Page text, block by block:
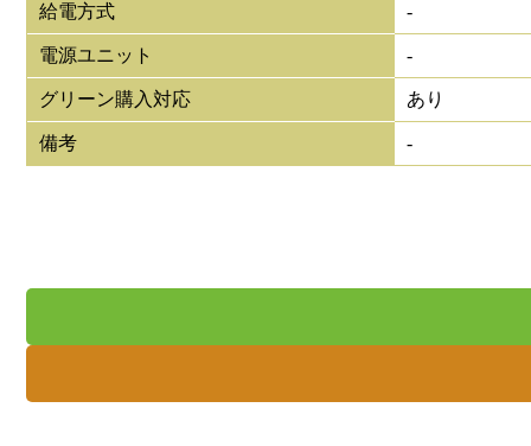
給電方式 -
電源ユニット -
グリーン購入対応 あり
備考 -